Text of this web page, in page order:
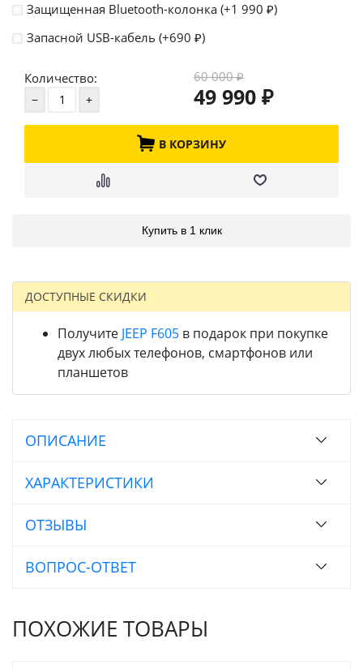
Защищенная Bluetooth-колонка (+1 990 ₽)
Запасной USB-кабель (+690 ₽)
Количество: 60 000₽
49 990 ₽
В КОРЗИНУ
Купить в 1 клик
ДОСТУПНЫЕ СКИДКИ
Получите JEEP F605 в подарок при покупке
двух любых телефонов, смартфонов или
планшетов
ОПИСАНИЕ
ХАРАКТЕРИСТИКИ
ОТЗЫВЫ
ВОПРОС-ОТВЕТ
ПОХОЖИЕ ТОВАРЫ